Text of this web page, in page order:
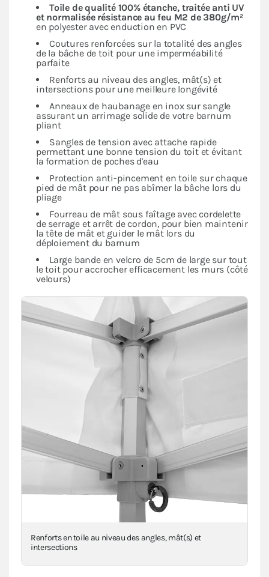
Toile de qualité 100% étanche, traitée anti UV
et normalisée résistance au feu M2 de 380g/m²
en polyester avec enduction en PVC
Coutures renforcées sur la totalité des angles
de la bâche de toit pour une imperméabilité
parfaite
Renforts au niveau des angles, mât(s) et
intersections pour une meilleure longévité
Anneaux de haubanage en inox sur sangle
assurant un arrimage solide de votre barnum
pliant
Sangles de tension avec attache rapide
permettant une bonne tension du toit et évitant
la formation de poches d'eau
Protection anti-pincement en toile sur chaque
pied de mât pour ne pas abîmer la bâche lors du
pliage
Fourreau de mât sous faîtage avec cordelette
de serrage et arrêt de cordon, pour bien maintenir
la tête de mât et guider le mât lors du
déploiement du barnum
Large bande en velcro de 5cm de large sur tout
le toit pour accrocher efficacement les murs (côté
velours)
Renforts en toile au niveau des angles, mât(s) et
intersections